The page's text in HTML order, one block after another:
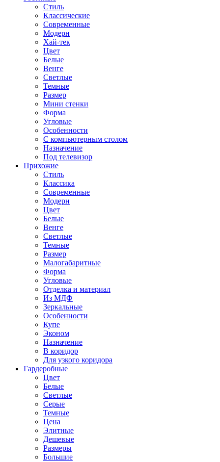
Стиль
Классические
Современные
Модерн
Хай-тек
Цвет
Белые
Венге
Светлые
Темные
Размер
Мини стенки
Форма
Угловые
Особенности
С компьютерным столом
Назначение
Под телевизор
Прихожие
Стиль
Классика
Современные
Модерн
Цвет
Белые
Венге
Светлые
Темные
Размер
Малогабаритные
Форма
Угловые
Отделка и материал
Из МДФ
Зеркальные
Особенности
Купе
Эконом
Назначение
В коридор
Для узкого коридора
Гардеробные
Цвет
Белые
Светлые
Серые
Темные
Цена
Элитные
Дешевые
Размеры
Большие